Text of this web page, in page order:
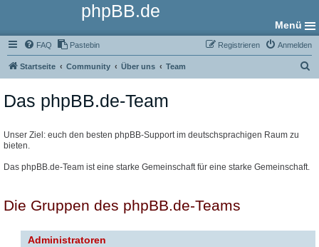
phpBB.de
Menü
FAQ Pastebin Anmelden
Registrieren
Startseite Community Über uns Team
Das phpBB.de-Team
Unser Ziel: euch den besten phpBB-Support im deutschsprachigen Raum zu
bieten.
Das phpBB.de-Team ist eine starke Gemeinschaft für eine starke Gemeinschaft.
Die Gruppen des phpBB.de-Teams
Administratoren